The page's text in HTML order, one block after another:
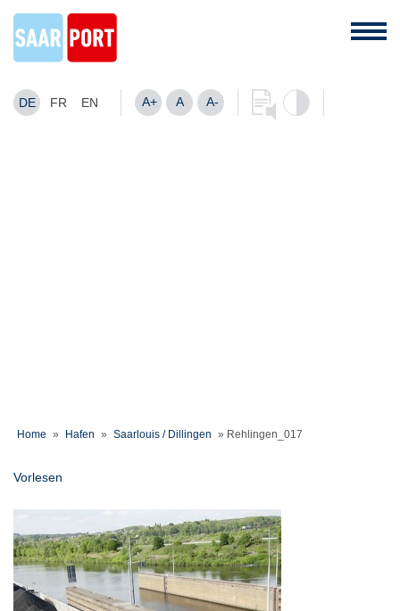
DE FR EN A+ A A-
Home » Hafen » Saarlouis / Dillingen » Rehlingen_017
Vorlesen